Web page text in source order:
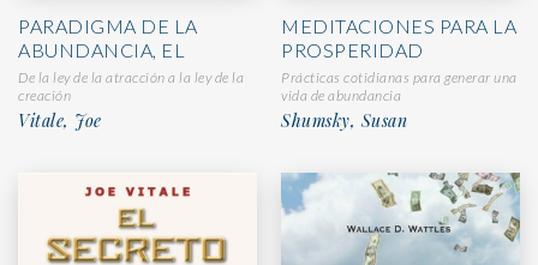
PARADIGMA DE LA
ABUNDANCIA, EL
De la ley de la atracción a la ley de la
creación
Vitale, Joe
MEDITACIONES PARA LA
PROSPERIDAD
Prácticas cotidianas para generar una
vida de abundancia
Shumsky, Susan